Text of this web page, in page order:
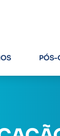
PÓS-